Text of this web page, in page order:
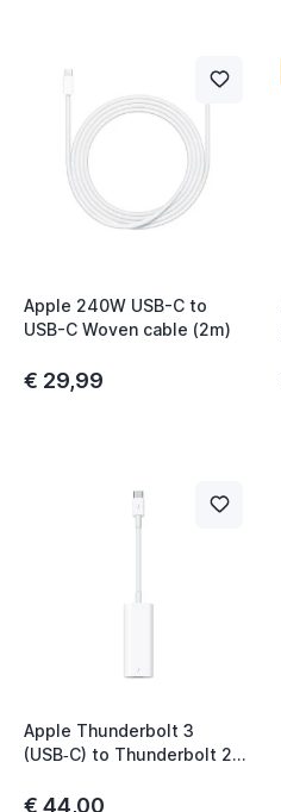
Apple 240W USB-C to
USB-C Woven cable (2m)
€ 29,99
Apple Thunderbolt 3
(USB‑C) to Thunderbolt 2
€ 44,00